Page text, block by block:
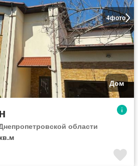
4фото
Дом
области